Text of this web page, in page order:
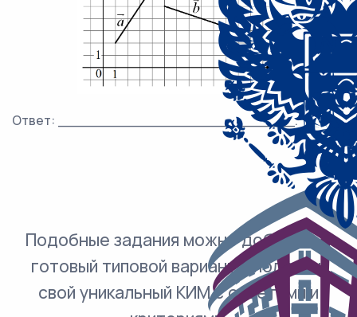
Ответ: ___________________________.
Подобные задания можно добавить в
готовый типовой вариант и получить
свой уникальный КИМ с ответами и